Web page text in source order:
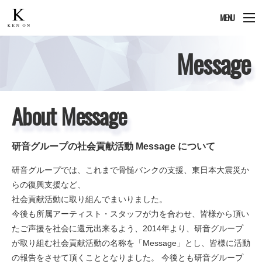
MENU
Message
About Message
研音グループの社会貢献活動 Message について
研音グループでは、これまで骨髄バンクの支援、東日本大震災か
らの復興支援など、
社会貢献活動に取り組んでまいりました。
今後も所属アーティスト・スタッフが力を合わせ、皆様から頂い
たご声援を社会に還元出来るよう、2014年より、研音グループ
が取り組む社会貢献活動の名称を「Message」とし、皆様に活動
の報告をさせて頂くこととなりました。 今後とも研音グループ